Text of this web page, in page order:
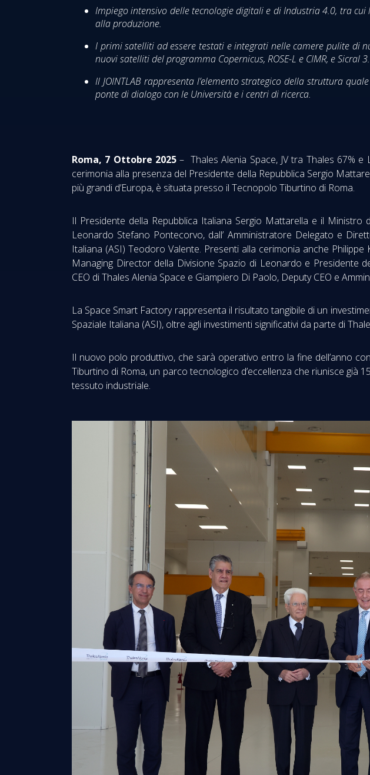
Impiego intensivo delle tecnologie digitali e di Industria 4.0, tra
alla produzione.
I primi satelliti ad essere testati e integrati nelle camere pulite di
nuovi satelliti del programma Copernicus, ROSE-L e CIMR, e Sicral 3.
Il JOINTLAB rappresenta l’elemento strategico della struttura
ponte di dialogo con le Università e i centri di ricerca.
Roma, 7 Ottobre 2025– Thales Alenia Space, JV tra Thales 67%
cerimonia alla presenza del Presidente della Repubblica Sergio
più grandi d’Europa, è situata presso il Tecnopolo Tiburtino di Roma.
Il Presidente della Repubblica Italiana Sergio Mattarella e il
Leonardo Stefano Pontecorvo, dall’ Amministratore Delegato e
Italiana (ASI) Teodoro Valente. Presenti alla cerimonia anche
Managing Director della Divisione Spazio di Leonardo e Presidente
CEO di Thales Alenia Space e Giampiero Di Paolo, Deputy CEO e
La Space Smart Factory rappresenta il risultato tangibile di un
Spaziale Italiana (ASI), oltre agli investimenti significativi da parte di
Il nuovo polo produttivo, che sarà operativo entro la fine dell’anno
Tiburtino di Roma, un parco tecnologico d’eccellenza che riunisce
tessuto industriale.